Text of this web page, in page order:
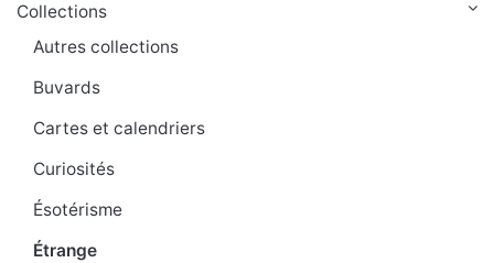
Collections
Autres collections
Buvards
Cartes et calendriers
Curiosités
Ésotérisme
Étrange